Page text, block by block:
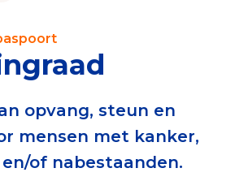
het CBF-keurmerk
keurmerk van een goed doel
Gerust Checklist
opvang, steun en
mensen met kanker,
of nabestaanden.